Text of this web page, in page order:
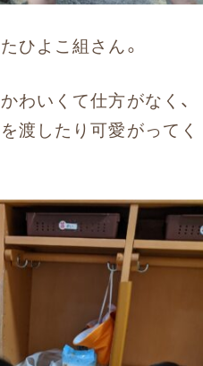
ひよこ組さん。
わいくて仕方がなく、
渡したり可愛がってく